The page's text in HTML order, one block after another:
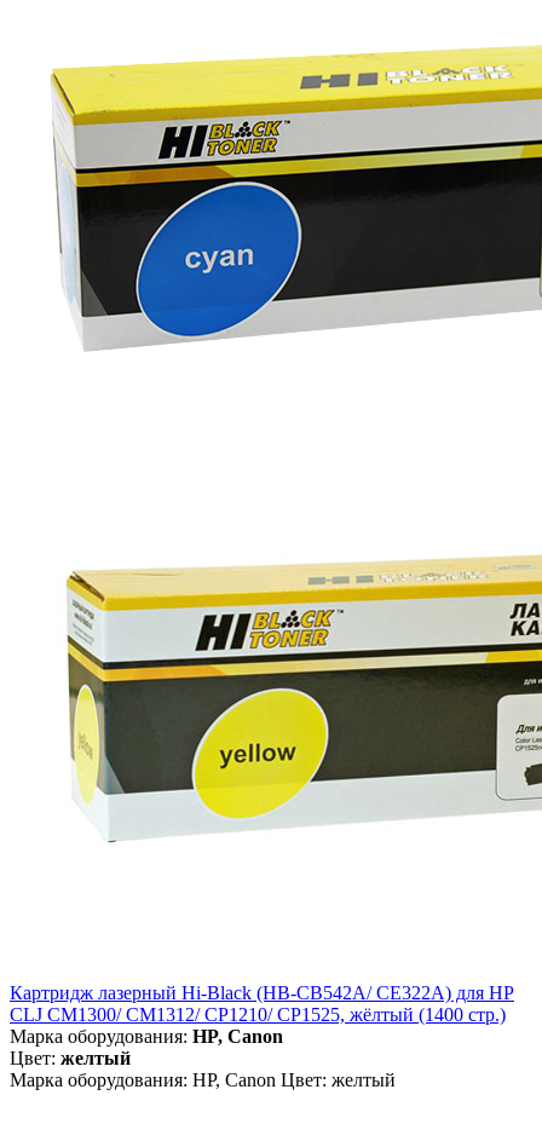
Картридж лазерный Hi-Black (HB-CB542A/ CE322A) для HP
CLJ CM1300/ CM1312/ CP1210/ CP1525, жёлтый (1400 стр.)
Марка оборудования: HP, Canon
Цвет: желтый
Марка оборудования: HP, Canon Цвет: желтый